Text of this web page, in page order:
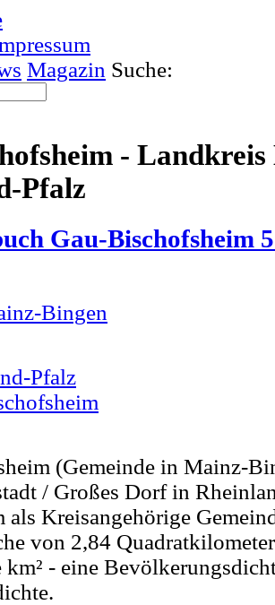
Magazin Suche:
-
Pfalz
Gau-Bischofsheim
Bingen
Pfalz
(Gemeinde in Mainz-
/ Großes Dorf in
als Kreisangehörige
von 2,84
- eine